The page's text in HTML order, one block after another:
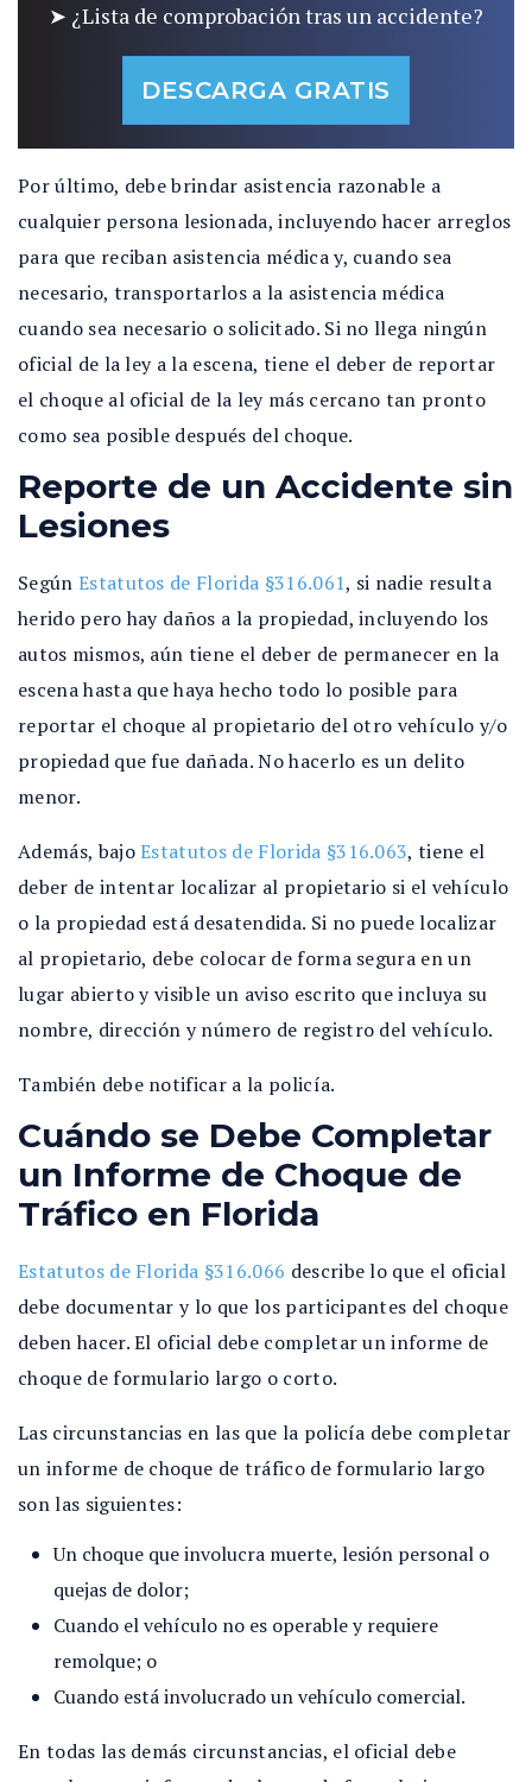
➤ ¿Lista de comprobación tras un accidente?
DESCARGA GRATIS
Por último, debe brindar asistencia razonable a
cualquier persona lesionada, incluyendo hacer arreglos
para que reciban asistencia médica y, cuando sea
necesario, transportarlos a la asistencia médica
cuando sea necesario o solicitado. Si no llega ningún
oficial de la ley a la escena, tiene el deber de reportar
el choque al oficial de la ley más cercano tan pronto
como sea posible después del choque.
Reporte de un Accidente sin
Lesiones
Según Estatutos de Florida §316.061, si nadie resulta
herido pero hay daños a la propiedad, incluyendo los
autos mismos, aún tiene el deber de permanecer en la
escena hasta que haya hecho todo lo posible para
reportar el choque al propietario del otro vehículo y/o
propiedad que fue dañada. No hacerlo es un delito
menor.
Además, bajoEstatutos de Florida §316.063, tiene el
deber de intentar localizar al propietario si el vehículo
o la propiedad está desatendida. Si no puede localizar
al propietario, debe colocar de forma segura en un
lugar abierto y visible un aviso escrito que incluya su
nombre, dirección y número de registro del vehículo.
También debe notificar a la policía.
Cuándo se Debe Completar
un Informe de Choque de
Tráfico en Florida
Estatutos de Florida §316.066 describe lo que el oficial
debe documentar y lo que los participantes del choque
deben hacer. El oficial debe completar un informe de
choque de formulario largo o corto.
Las circunstancias en las que la policía debe completar
un informe de choque de tráfico de formulario largo
son las siguientes:
Un choque que involucra muerte, lesión personal o
quejas de dolor;
Cuando el vehículo no es operable y requiere
remolque; o
Cuando está involucrado un vehículo comercial.
En todas las demás circunstancias, el oficial debe